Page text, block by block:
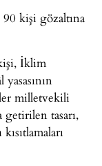
kişi gözaltına
İklim
milletvekili
getirilen tasarı,